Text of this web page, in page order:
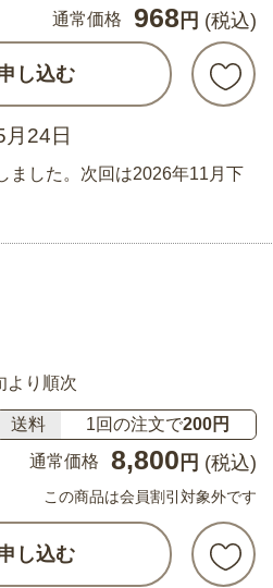
通常価格
968 円 (税込)
し込む
24日
ました。次回は2026年11月下
より順次
送料 1回の注文で200円
通常価格
8,800 円 (税込)
この商品は会員割引対象外です
し込む